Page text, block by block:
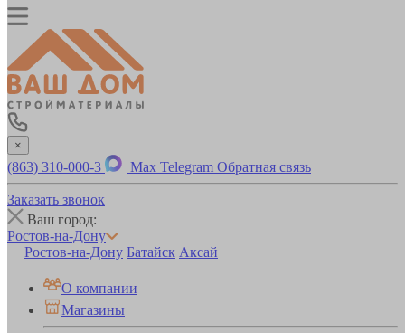
×
(863) 310-000-3 Max Telegram Обратная связь
Заказать звонок
Ваш город:
Ростов-на-Дону
Ростов-на-Дону Батайск Аксай
О компании
Магазины